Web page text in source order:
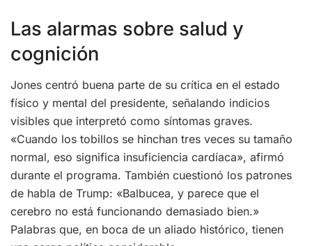
Las alarmas sobre salud y
cognición
Jones centró buena parte de su crítica en el estado
físico y mental del presidente, señalando indicios
visibles que interpretó como síntomas graves.
«Cuando los tobillos se hinchan tres veces su tamaño
normal, eso significa insuficiencia cardíaca», afirmó
durante el programa. También cuestionó los patrones
de habla de Trump: «Balbucea, y parece que el
cerebro no está funcionando demasiado bien.»
Palabras que, en boca de un aliado histórico, tienen